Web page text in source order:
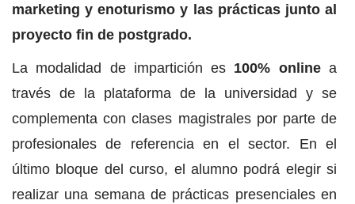
marketing y enoturismo y las prácticas junto al
proyecto fin de postgrado.
La modalidad de impartición es 100% onlinea
través de la plataforma de la universidad y se
complementa con clases magistrales por parte de
profesionales de referencia en el sector. En el
último bloque del curso, el alumno podrá elegir si
realizar una semana de prácticas presenciales en